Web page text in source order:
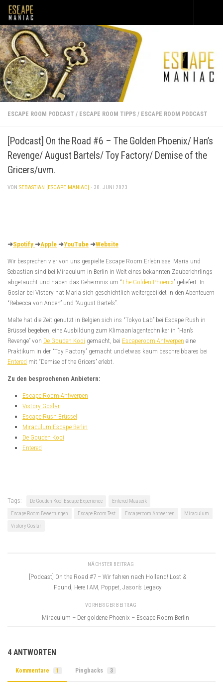
Unter dem Inhalt
ESCAPE ROOM PODCAST / ESCAPE ROOM TIPPS / ESCAPE ROOM PODCAST
[Podcast] On the Road #6 – The Golden Phoenix/ Han’s
Revenge/ August Bartels/ Toy Factory/ Demise of the
Gricers/uvm.
VON SEBASTIAN [ESCAPE MANIAC] · 30. JUNI 2023
➜Spotify ➜Apple ➜YouTube ➜Website
Wir besprechen vier von uns gespielte Escape Room Erlebnisse. Maria und
Sebastian sind bei Miraculum in Berlin in Welt eines bekannten Zauberlehrlings
abgetaucht und haben das Geheimnis um “The Golden Phoenix” geliefert. In
Goslar bei Vistory hat Maria sich geschichtlich weitergebildet in den Abenteuern
“Rebecca von Anden” und “August Bartels”.
Malte hat die Zeit genutzt in Belgien sich ins “Tokyo Lab” bei Escape Rush in
Brüssel begeben, eine Ausbildung zum Klimaanlagentechniker in “Han’s
Revenge” von De Gouden Kooi gemacht, bei Escaperoom Antwerpen eine
Praktikum in der “Toy Factory” gemacht und etwas kaum beschreibbares bei
Entered mit “Demise of the Gricers” erlebt.
Zu den besprochenen Anbietern:
Escape Room Antwerpen
Vistory Goslar
Escape Rush Brüssel
Miraculum Escape Berlin
De Gouden Kooi
Entered
Tags: De Gouden Kooi Escape Experience
Entered Maaseik
Escape Room Bewertungen
Escape Room Test Escaperoom Antwerpen
Miraculum
Vistory Goslar
NÄCHSTER BEITRAG
[Podcast] On the Road #7 – Wir fahren nach Holland! Lost &
Found, Here I AM, Poppet, Jason’s Legacy
VORHERIGER BEITRAG
Miraculum – Der goldene Phoenix – Escape Room Berlin
4 ANTWORTEN
Kommentare 1 Pingbacks 3